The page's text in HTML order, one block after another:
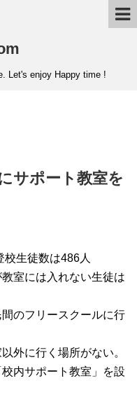
Let's enjoy Happy time !
サポート教室を
生徒数は486人
室には入れない生徒は
のフリースクールに行
外に行く場所がない。
内サポート教室」を設